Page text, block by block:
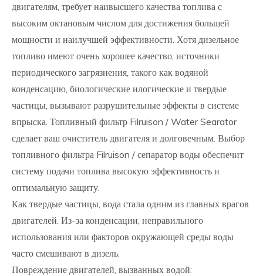
двигателям, требует наивысшего качества топлива с
высоким октановым числом для достижения большей
мощности и наилучшей эффективности. Хотя дизельное
топливо имеют очень хорошее качество, источники
периодического загрязнения, такого как водяной
конденсацию, биологические илогические и твердые
частицы, вызывают разрушительные эффекты в системе
впрыска. Топливный фильтр Filruison / Water Searator
сделает ваш очиститель двигателя и долговечным. Выбор
топливного фильтра Filruison / сепаратор воды обеспечит
систему подачи топлива высокую эффективность и
оптимальную защиту.
Как твердые частицы, вода стала одним из главных врагов
двигателей. Из-за конденсации, неправильного
использования или факторов окружающей среды воды
часто смешивают в дизель.
Повреждение двигателей, вызванных водой: